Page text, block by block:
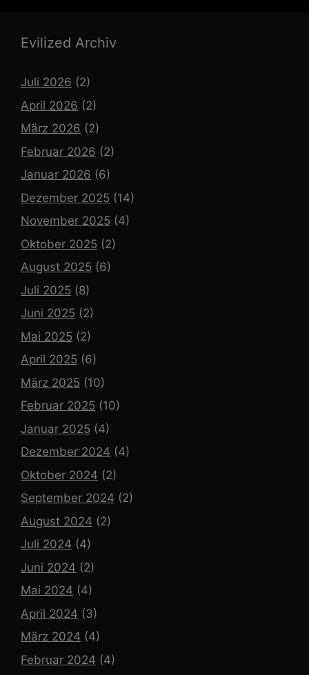
Evilized Archiv
Juli 2026 (2)
April 2026 (2)
März 2026 (2)
Februar 2026 (2)
Januar 2026 (6)
Dezember 2025 (14)
November 2025 (4)
Oktober 2025 (2)
August 2025 (6)
Juli 2025 (8)
Juni 2025 (2)
Mai 2025 (2)
April 2025 (6)
März 2025 (10)
Februar 2025 (10)
Januar 2025 (4)
Dezember 2024 (4)
Oktober 2024 (2)
September 2024 (2)
August 2024 (2)
Juli 2024 (4)
Juni 2024 (2)
Mai 2024 (4)
April 2024 (3)
März 2024 (4)
Februar 2024 (4)